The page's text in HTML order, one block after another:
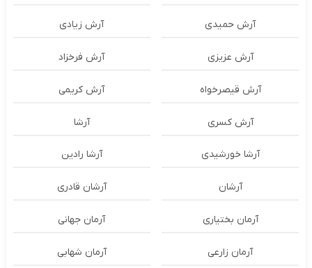
آرش حمیدی آرش زیادی
آرش عزیزی آرش فرخزاد
آرش قیصرخواه آرش کریمی
آرش کسری آرشا
آرشا خورشیدی آرشا رادین
آرشان آرشان قادری
آرمان بختیاری آرمان جهانی
آرمان زارعی آرمان شهابی